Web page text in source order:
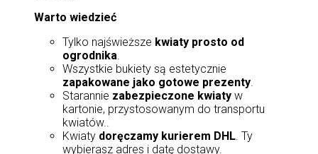
Warto wiedzieć
Tylko najświeższe kwiaty prosto od
ogrodnika.
Wszystkie bukiety są estetycznie
zapakowane jako gotowe prezenty.
Starannie zabezpieczone kwiaty w
kartonie, przystosowanym do transportu
kwiatów..
Kwiaty doręczamy kurierem DHL. Ty
wybierasz adres i datę dostawy.